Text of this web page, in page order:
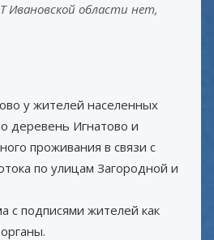
Ивановской области нет,
у жителей населенных
деревень Игнатово и
проживания в связи с
по улицам Загородной и
с подписями жителей как